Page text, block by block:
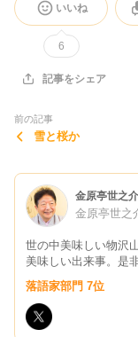
いいね
6
記事をシェア
前の記事
雪と桜か
金原亭世之
世の中美味しい物沢
美味しい出来事。是
落語家部門 7位